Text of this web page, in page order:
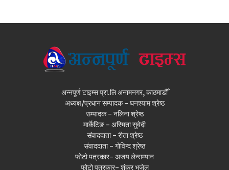
अन्नपूर्ण टाइम्स प्रा.लि अनामनगर, काठमाडौँ
अध्यक्ष/प्रधान सम्पादक - घनश्याम श्रेष्ठ
सम्पादक - नलिना श्रेष्ठ
मार्केटिङ - अस्मिता सुवेदी
संवाददाता - रीता श्रेष्ठ
संवाददाता - गोविन्द श्रेष्ठ
फोटो पत्रकार- अजय लेन्सम्यान
फोटो पत्रकार- शंकर भुजेल